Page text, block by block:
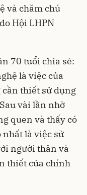
và chăm chú
Hội LHPN
70 tuổi chia sẻ:
là việc của
thiết sử dụng
vài lần nhờ
quen và thấy có
là việc sử
người thân và
thiết của chính